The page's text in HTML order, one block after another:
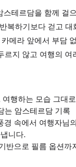
스테르담을 함께 걸
복하기보다 걷고
메라 앞에서 부담
르지 않고 여행의 여
행하는 모습 그대로
암스테르담 기록
경 속에서 여행자님
니다.
반으로 필름 옵션까